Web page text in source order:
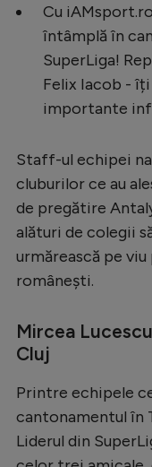
Ligue 1
Cu
întâmplă în
SuperLiga!
Felix Iacob -
importante
Staff-ul echipei
cluburilor ce au
de pregătire
alături de colegii
urmărească pe
românești.
Mircea
Cluj
Printre echipele
cantonamentul în
Liderul din